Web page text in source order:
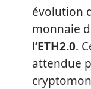
évolution
monnaie
l’ETH2.0.
attendue